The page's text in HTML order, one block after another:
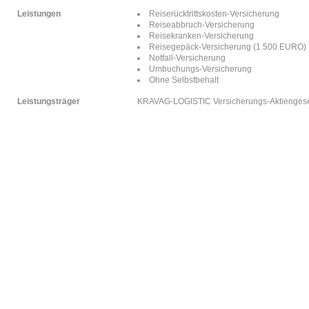
Leistungen
Reiserücktrittskosten-Versicherung
Reiseabbruch-Versicherung
Reisekranken-Versicherung
Reisegepäck-Versicherung (1.500 EURO)
Notfall-Versicherung
Umbuchungs-Versicherung
Ohne Selbstbehalt
Leistungsträger
KRAVAG-LOGISTIC Versicherungs-